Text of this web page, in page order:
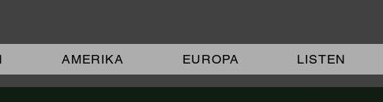
AMERIKA EUROPA LISTEN